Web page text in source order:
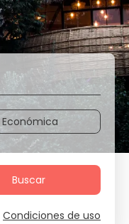
Multidestino
Buscar
Condiciones de uso